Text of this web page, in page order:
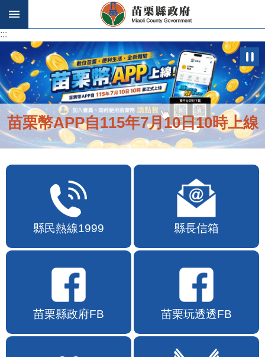
跳到主要內容區塊
:::
苗栗幣APP自115年7月10日10時上線
縣民熱線1999 縣長信箱
苗栗縣政府FB 苗栗玩透透FB